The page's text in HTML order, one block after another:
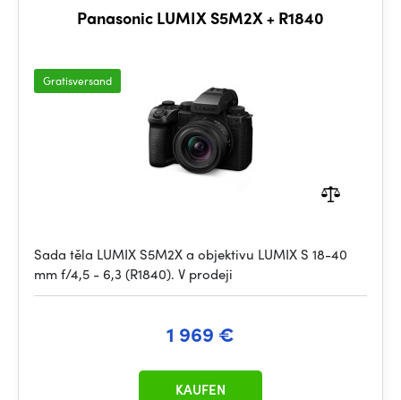
Panasonic LUMIX S5M2X + R1840
Gratisversand
Sada těla LUMIX S5M2X a objektivu LUMIX S 18-40
mm f/4,5 - 6,3 (R1840). V prodeji
1 969 €
KAUFEN